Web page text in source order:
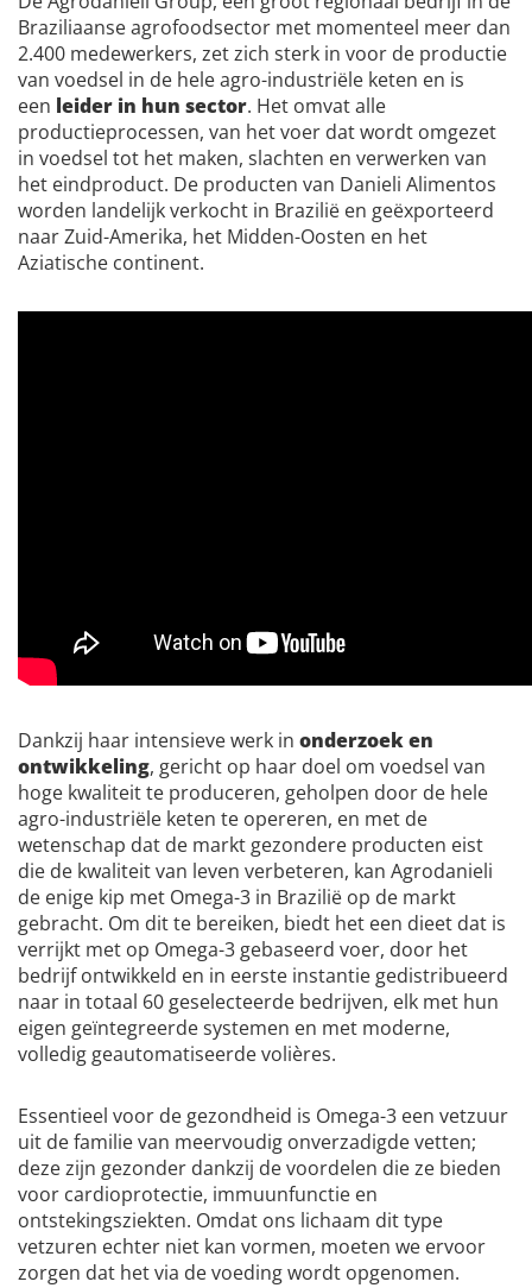
Braziliaanse agrofoodsector met momenteel meer dan
2.400 medewerkers, zet zich sterk in voor de productie
van voedsel in de hele agro-industriële keten en is
een leider in hun sector. Het omvat alle
productieprocessen, van het voer dat wordt omgezet
in voedsel tot het maken, slachten en verwerken van
het eindproduct. De producten van Danieli Alimentos
worden landelijk verkocht in Brazilië en geëxporteerd
naar Zuid-Amerika, het Midden-Oosten en het
Aziatische continent.
Dankzij haar intensieve werk in onderzoek en
ontwikkeling, gericht op haar doel om voedsel van
hoge kwaliteit te produceren, geholpen door de hele
agro-industriële keten te opereren, en met de
wetenschap dat de markt gezondere producten eist
die de kwaliteit van leven verbeteren, kan Agrodanieli
de enige kip met Omega-3 in Brazilië op de markt
gebracht. Om dit te bereiken, biedt het een dieet dat is
verrijkt met op Omega-3 gebaseerd voer, door het
bedrijf ontwikkeld en in eerste instantie gedistribueerd
naar in totaal 60 geselecteerde bedrijven, elk met hun
eigen geïntegreerde systemen en met moderne,
volledig geautomatiseerde volières.
Essentieel voor de gezondheid is Omega-3 een vetzuur
uit de familie van meervoudig onverzadigde vetten;
deze zijn gezonder dankzij de voordelen die ze bieden
voor cardioprotectie, immuunfunctie en
ontstekingsziekten. Omdat ons lichaam dit type
vetzuren echter niet kan vormen, moeten we ervoor
zorgen dat het via de voeding wordt opgenomen.